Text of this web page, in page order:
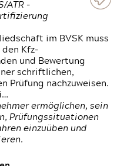
ATR -
im BVSK muss
Kfz-
und Bewertung
schriftlichen,
Prüfung nachzuweisen.
ermöglichen, sein
Prüfungssituationen
einzuüben und